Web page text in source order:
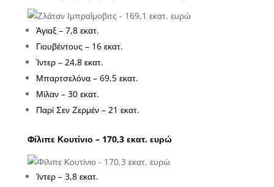
Άγιαξ – 7,8 εκατ.
Γιουβέντους – 16 εκατ.
Ίντερ – 24,8 εκατ.
Μπαρτσελόνα – 69,5 εκατ.
Μίλαν – 30 εκατ.
Παρί Σεν Ζερμέν – 21 εκατ.
Φίλιπε Κουτίνιο – 170,3 εκατ. ευρώ
Ίντερ – 3,8 εκατ.